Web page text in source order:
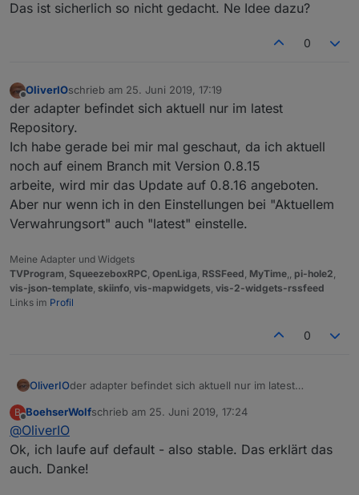
Das ist sicherlich so nicht gedacht. Ne Idee dazu?
0
Offline
OliverIOschrieb am 25. Juni 2019, 17:19
zuletzt editiert von
der adapter befindet sich aktuell nur im latest
Repository.
Ich habe gerade bei mir mal geschaut, da ich aktuell
noch auf einem Branch mit Version 0.8.15
arbeite, wird mir das Update auf 0.8.16 angeboten.
Aber nur wenn ich in den Einstellungen bei "Aktuellem
Verwahrungsort" auch "latest" einstelle.
Meine Adapter und Widgets
TVProgram SqueezeboxRPC OpenLiga RSSFeed MyTime pi-hole2
vis-json-template skiinfo vis-mapwidgets vis-2-widgets-rssfeed
Links im Profil
0
OliverIOder adapter befindet sich aktuell nur im latest
Ich habe gerade bei mir mal geschaut, da ich aktuell
arbeite, wird mir das Update auf 0.8.16 angeboten.
Aber nur wenn ich in den Einstellungen bei "Aktuellem
Verwahrungsort" auch "latest" einstelle.
B
Offline
BoehserWolfschrieb am 25. Juni 2019, 17:24
zuletzt editiert von
@OliverIO
Ok, ich laufe auf default - also stable. Das erklärt das
auch. Danke!